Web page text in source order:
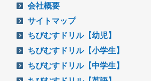
会社概要
サイトマップ
ちびむすドリル【幼児】
ちびむすドリル【小学生】
ちびむすドリル【中学生】